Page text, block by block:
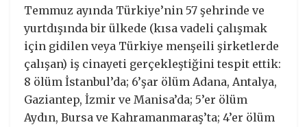
Temmuz ayında Türkiye’nin 57 şehrinde ve
yurtdışında bir ülkede (kısa vadeli çalışmak
için gidilen veya Türkiye menşeili şirketlerde
çalışan) iş cinayeti gerçekleştiğini tespit ettik:
8 ölüm İstanbul’da; 6’şar ölüm Adana, Antalya,
Gaziantep, İzmir ve Manisa’da; 5’er ölüm
Aydın, Bursa ve Kahramanmaraş’ta; 4’er ölüm